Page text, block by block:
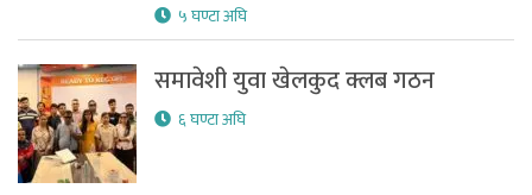
५ घण्टा अघि
समावेशी युवा खेलकुद क्लब गठन
६ घण्टा अघि